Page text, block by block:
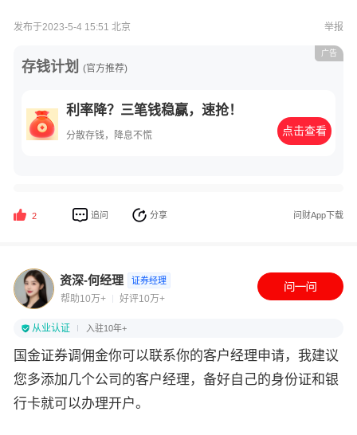
发布于2023-5-4 15:51 北京 举报
存钱计划 (官方推荐)
利率降？三笔钱稳赢，速抢！
分散存钱，降息不慌 点击查看
广告
2 追问 分享 问财App下载
资深-何经理 证券经理
帮助10万+ 好评10万+
从业认证 入驻10年+
国金证券调佣金你可以联系你的客户经理申请，我建议
您多添加几个公司的客户经理，备好自己的身份证和银
行卡就可以办理开户。